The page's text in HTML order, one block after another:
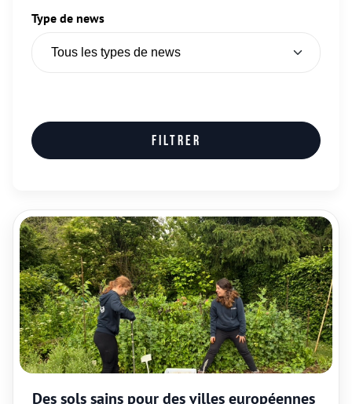
Type de news
Filtrer
Des sols sains pour des villes européennes